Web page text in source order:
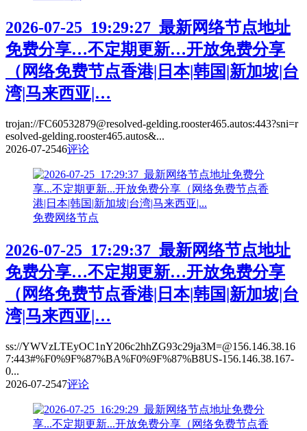
2026-07-25_19:29:27_最新网络节点地址
免费分享…不定期更新…开放免费分享
（网络免费节点香港|日本|韩国|新加坡|台
湾|马来西亚|…
trojan://FC60532879@resolved-gelding.rooster465.autos:443?sni=r
esolved-gelding.rooster465.autos&...
2026-07-2546评论
免费网络节点
2026-07-25_17:29:37_最新网络节点地址
免费分享…不定期更新…开放免费分享
（网络免费节点香港|日本|韩国|新加坡|台
湾|马来西亚|…
ss://YWVzLTEyOC1nY206c2hhZG93c29ja3M=@156.146.38.16
7:443#%F0%9F%87%BA%F0%9F%87%B8US-156.146.38.167-
0...
2026-07-2547评论